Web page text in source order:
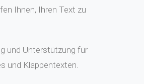
Ihnen, Ihren Text zu
und Unterstützung für
und Klappentexten.